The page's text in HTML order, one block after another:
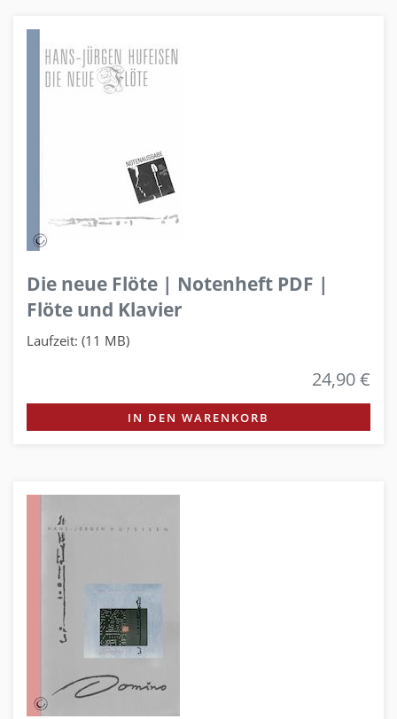
Die neue Flöte | Notenheft PDF |
Flöte und Klavier
Laufzeit: (11 MB)
24,90 €
IN DEN WARENKORB